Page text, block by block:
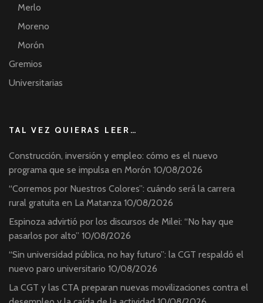
Merlo
Moreno
Morón
Gremios
Universitarias
TAL VEZ QUIERAS LEER…
Construcción, inversión y empleo: cómo es el nuevo
programa que se impulsa en Morón 10/08/2026
“Corremos por Nuestros Colores”: cuándo será la carrera
rural gratuita en La Matanza 10/08/2026
Espinoza advirtió por los discursos de Milei: “No hay que
pasarlos por alto” 10/08/2026
“Sin universidad pública, no hay futuro”: la CGT respaldó el
nuevo paro universitario 10/08/2026
La CGT y las CTA preparan nuevas movilizaciones contra el